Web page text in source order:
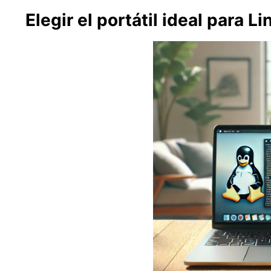
Elegir el portátil ideal para